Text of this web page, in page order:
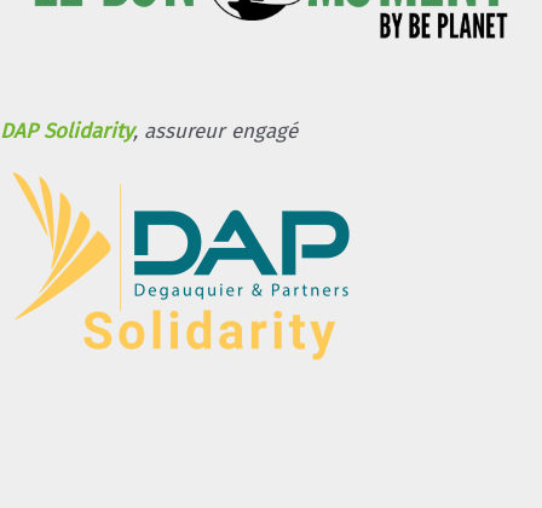
DAP Solidarity, assureur engagé